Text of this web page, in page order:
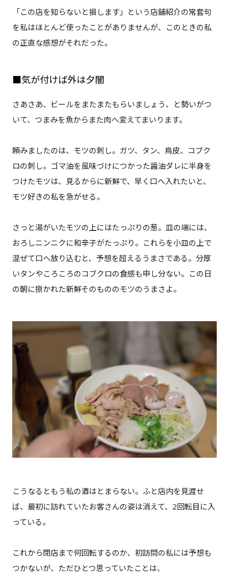
「この店を知らないと損します」という店舗紹介の常套句
を私はほとんど使ったことがありませんが、このときの私
の正直な感想がそれだった。
■気が付けば外は夕闇
さあさあ、ビールをまたまたもらいましょう、と勢いがつ
いて、つまみを魚からまた肉へ変えてまいります。
頼みましたのは、モツの刺し。ガツ、タン、鳥皮、コブク
ロの刺し。ゴマ油を風味づけにつかった醤油ダレに半身を
つけたモツは、見るからに新鮮で、早く口へ入れたいと、
モツ好きの私を急がせる。
さっと湯がいたモツの上にはたっぷりの葱。皿の端には、
おろしニンニクに和辛子がたっぷり。これらを小皿の上で
混ぜて口へ放り込むと、予想を超えるうまさである。分厚
いタンやころころのコブクロの食感も申し分ない。この日
の朝に捌かれた新鮮そのもののモツのうまさよ。
こうなるともう私の酒はとまらない。ふと店内を見渡せ
ば、最初に訪れていたお客さんの姿は消えて、2回転目に入
っている。
これから閉店まで何回転するのか、初訪問の私には予想も
つかないが、ただひとつ思っていたことは、